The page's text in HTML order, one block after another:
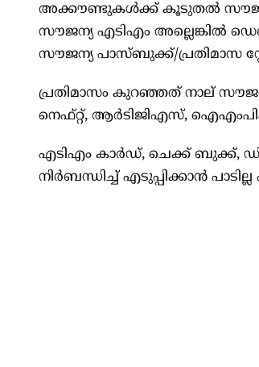
അക്കൗണ്ടുകൾക്ക് കൂടുതൽ സൗജന്യ
സൗജന്യ എടിഎം അല്ലെങ്കിൽ
സൗജന്യ പാസ്ബുക്ക്/പ്രതിമാസ
പ്രതിമാസം കുറഞ്ഞത് നാല്
നെഫ്റ്റ്, ആർടിജിഎസ്,
എടിഎം കാർഡ്, ചെക്ക് ബുക്ക്,
നിർബന്ധിച്ച് എടുപ്പിക്കാൻ